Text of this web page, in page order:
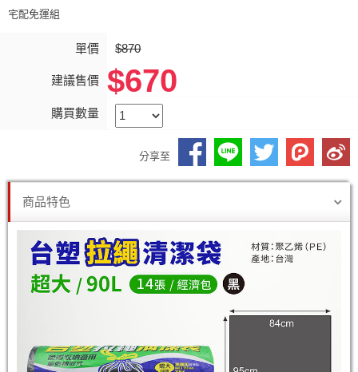
宅配免運組
單價 $870
建議售價 $670
購買數量
分享至
商品特色